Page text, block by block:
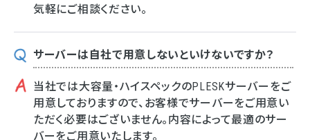
気軽にご相談ください。
サーバーは自社で用意しないといけないですか？
当社では大容量・ハイスペックのPLESKサーバーをご
用意しておりますので、お客様でサーバーをご用意い
ただく必要はございません。内容によって最適のサー
バーをご用意いたします。